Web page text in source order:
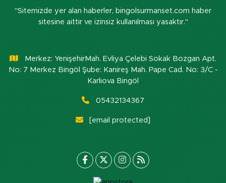
"Sitemizde yer alan haberler, bingolsurmanset.com haber
sitesine aittir ve izinsiz kullanılması yasaktır."
Merkez: YenişehirMah. Evliya Çelebi Sokak Bozgan Apt.
No: 7 Merkez Bingöl Şube: Kanireş Mah. Pape Cad. No: 3/C -
Karlıova Bingöl
05432134367
[email protected]